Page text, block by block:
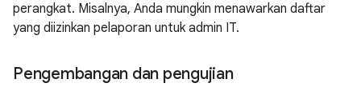
perangkat. Misalnya, Anda mungkin menawarkan daftar
yang diizinkan pelaporan untuk admin IT.
Pengembangan dan pengujian